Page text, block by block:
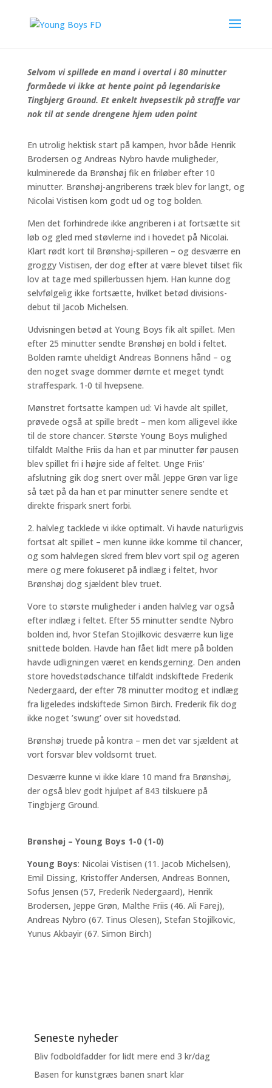
De sørgelige kendsgerninger efter 98 mintters spil på
Selvom vi spillede en mand i overtal i 80 minutter
formåede vi ikke at hente point på legendariske
Tingbjerg Ground. Et enkelt hvepsestik på straffe var
nok til at sende drengene hjem uden point
En utrolig hektisk start på kampen, hvor både Henrik
Brodersen og Andreas Nybro havde muligheder,
kulminerede da Brønshøj fik en friløber efter 10
minutter. Brønshøj-angriberens træk blev for langt, og
Nicolai Vistisen kom godt ud og tog bolden.
Men det forhindrede ikke angriberen i at fortsætte sit
løb og gled med støvlerne ind i hovedet på Nicolai.
Klart rødt kort til Brønshøj-spilleren – og desværre en
groggy Vistisen, der dog efter at være blevet tilset fik
lov at tage med spillerbussen hjem. Han kunne dog
selvfølgelig ikke fortsætte, hvilket betød divisions-
debut til Jacob Michelsen.
Udvisningen betød at Young Boys fik alt spillet. Men
efter 25 minutter sendte Brønshøj en bold i feltet.
Bolden ramte uheldigt Andreas Bonnens hånd – og
den noget svage dommer dømte et meget tyndt
straffespark. 1-0 til hvepsene.
Mønstret fortsatte kampen ud: Vi havde alt spillet,
prøvede også at spille bredt – men kom alligevel ikke
til de store chancer. Største Young Boys mulighed
tilfaldt Malthe Friis da han et par minutter før pausen
blev spillet fri i højre side af feltet. Unge Friis’
afslutning gik dog snert over mål. Jeppe Grøn var lige
så tæt på da han et par minutter senere sendte et
direkte frispark snert forbi.
2. halvleg tacklede vi ikke optimalt. Vi havde naturligvis
fortsat alt spillet – men kunne ikke komme til chancer,
og som halvlegen skred frem blev vort spil og ageren
mere og mere fokuseret på indlæg i feltet, hvor
Brønshøj dog sjældent blev truet.
Vore to største muligheder i anden halvleg var også
efter indlæg i feltet. Efter 55 minutter sendte Nybro
bolden ind, hvor Stefan Stojilkovic desværre kun lige
snittede bolden. Havde han fået lidt mere på bolden
havde udligningen været en kendsgerning. Den anden
store hovedstødschance tilfaldt indskiftede Frederik
Nedergaard, der efter 78 minutter modtog et indlæg
fra ligeledes indskiftede Simon Birch. Frederik fik dog
ikke noget ’swung’ over sit hovedstød.
Brønshøj truede på kontra – men det var sjældent at
vort forsvar blev voldsomt truet.
Desværre kunne vi ikke klare 10 mand fra Brønshøj,
der også blev godt hjulpet af 843 tilskuere på
Tingbjerg Ground.
Brønshøj – Young Boys 1-0 (1-0)
Young Boys: Nicolai Vistisen (11. Jacob Michelsen),
Emil Dissing, Kristoffer Andersen, Andreas Bonnen,
Sofus Jensen (57, Frederik Nedergaard), Henrik
Brodersen, Jeppe Grøn, Malthe Friis (46. Ali Farej),
Andreas Nybro (67. Tinus Olesen), Stefan Stojilkovic,
Yunus Akbayir (67. Simon Birch)
Seneste nyheder
Bliv fodboldfadder for lidt mere end 3 kr/dag
Basen for kunstgræs banen snart klar